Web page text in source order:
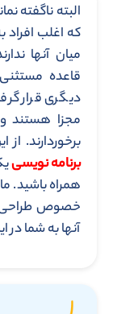
البته ناگفته
که اغلب افراد
میان آنها
قاعده
دیگری قرار
مجزا هستند
برخوردارند.
برنامه نویسی
همراه باشید.
خصوص طراحی
آنها به شما در